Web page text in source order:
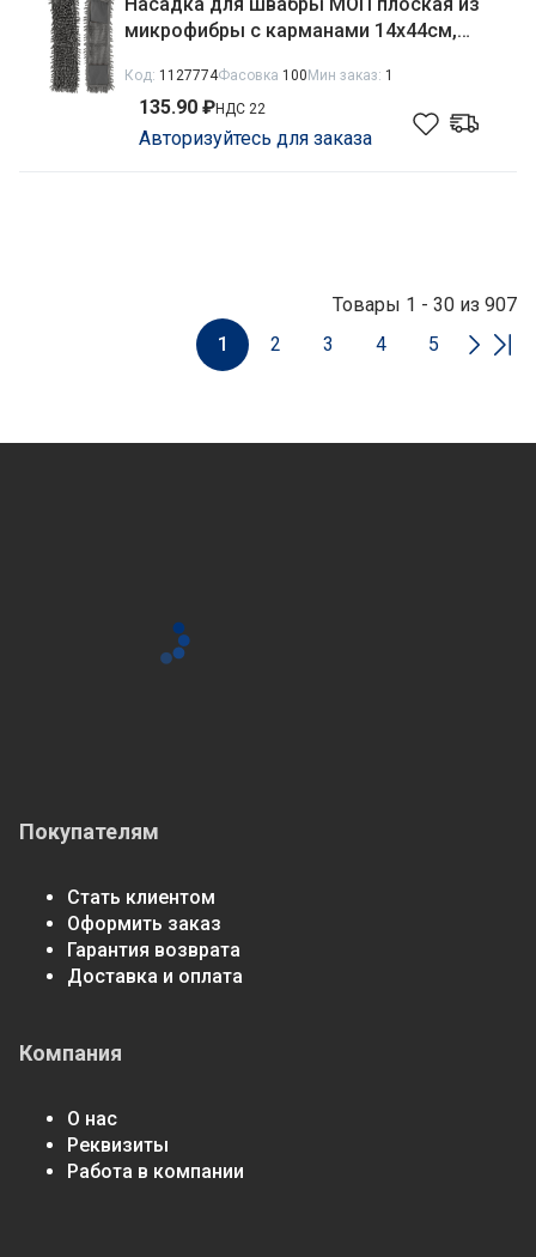
Насадка для швабры МОП плоская из
микрофибры с карманами 14х44см,
кот MopM4-HС/007200
Код: 1127774Фасовка 100 Мин заказ: 1
135.90 ₽НДС 22
Авторизуйтесь для заказа
Товары 1 - 30 из 907
1
2 3 4 5
Покупателям
Стать клиентом
Оформить заказ
Гарантия возврата
Доставка и оплата
Компания
О нас
Реквизиты
Работа в компании